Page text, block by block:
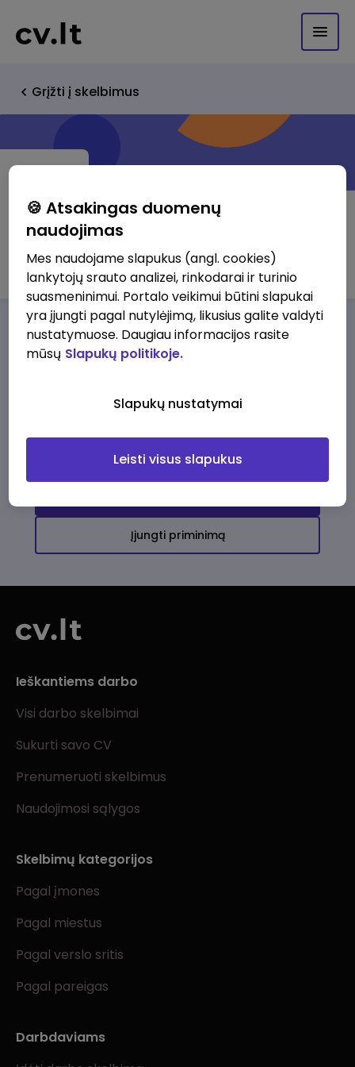
Grįžti į skelbimus
Karolis Toleikis
Darbo pasiūlymaiApie musPrivalumai
darbo pasiūlymų
Įjungti priminimą
Ieškantiems darbo
Visi darbo skelbimai
Sukurti savo CV
Prenumeruoti skelbimus
Naudojimosi sąlygos
Skelbimų kategorijos
Pagal įmones
Pagal miestus
Pagal verslo sritis
Pagal pareigas
Darbdaviams
🍪 Atsakingas duomenų
naudojimas
Mes naudojame slapukus (angl. cookies)
lankytojų srauto analizei, rinkodarai ir turinio
suasmeninimui. Portalo veikimui būtini slapukai
yra įjungti pagal nutylėjimą, likusius galite valdyti
nustatymuose. Daugiau informacijos rasite
mūsų Slapukų politikoje.
Slapukų nustatymai
Leisti visus slapukus